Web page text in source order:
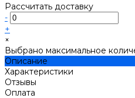
Рассчитать доставку
-
+
×
Выбрано максимальное
Описание
Характеристики
Отзывы
Оплата